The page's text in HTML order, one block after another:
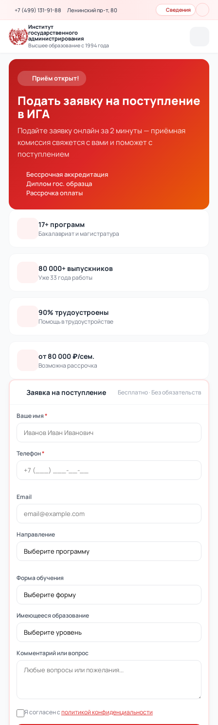
+7 (499) 131-91-88 Ленинский пр-т, 80 Сведения
Институт
государственного
администрирования
Высшее образование с 1994 года
Приём открыт!
Подать заявку на поступление
в ИГА
Подайте заявку онлайн за 2 минуты — приёмная
комиссия свяжется с вами и поможет с
поступлением
Бессрочная аккредитация
Диплом гос. образца
Рассрочка оплаты
17+ программ
Бакалавриат и магистратура
80 000+ выпускников
Уже 33 года работы
90% трудоустроены
Помощь в трудоустройстве
от 80 000 ₽/сем.
Возможна рассрочка
Заявка на поступление Бесплатно · Без обязательств
Ваше имя*
Телефон*
Email
Направление
Форма обучения
Имеющееся образование
Комментарий или вопрос
Я согласен сполитикой конфиденциальности